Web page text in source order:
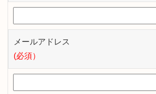
メールアドレス
(必須）